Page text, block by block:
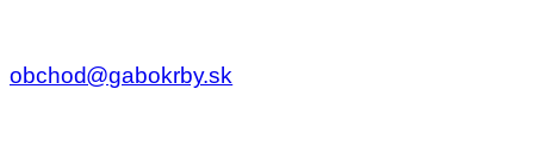
obchod@gabokrby.sk